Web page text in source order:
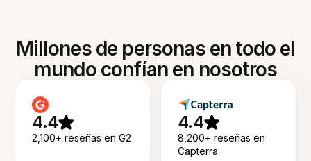
Millones de personas en todo el
mundo confían en nosotros
4.4
2,100+ reseñas en G2
4.4
8,200+ reseñas en
Capterra